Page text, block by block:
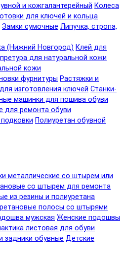
и кожгалантерейный Колеса
для ключей и кольца
Замки сумочные Липучка, стропа,
(Нижний Новгород) Клей для
для натуральной кожи
кожи
фурнитуры Растяжки и
изготовления ключей Станки-
машинки для пошива обуви
для ремонта обуви
Полиуретан обувной
металлические со штырем или
со штырем для ремонта
из резины и полиуретана
полосы со штырями
мужская Женские подошвы
листовая для обуви
задники обувные Детские